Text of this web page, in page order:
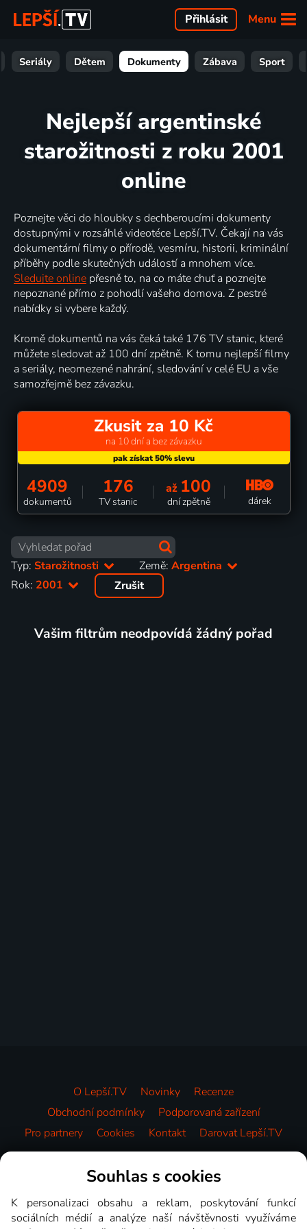
Menu
Přihlásit
Seriály Dětem Dokumenty Zábava Sport
Nejlepší argentinské
starožitnosti z roku 2001
online
Poznejte věci do hloubky s dechberoucími dokumenty
dostupnými v rozsáhlé videotéce Lepší.TV. Čekají na vás
dokumentární filmy o přírodě, vesmíru, historii, kriminální
příběhy podle skutečných událostí a mnohem více.
Sledujte online přesně to, na co máte chuť a poznejte
nepoznané přímo z pohodlí vašeho domova. Z pestré
nabídky si vybere každý.
Kromě dokumentů na vás čeká také 176 TV stanic, které
můžete sledovat až 100 dní zpětně. K tomu nejlepší filmy
a seriály, neomezené nahrání, sledování v celé EU a vše
samozřejmě bez závazku.
Zkusit za 10 Kč
na 10 dní a bez závazku
4909
dokumentů
176
TV stanic
až 100
dní zpětně dárek
Typ: Starožitnosti Země:Argentina
Rok: 2001 Zrušit
Vašim filtrům neodpovídá žádný pořad
O Lepší.TV Novinky
Recenze
Obchodní podmínky
Podporovaná zařízení
Pro partnery
Cookies Kontakt Darovat Lepší.TV
Videotéka
Souhlas s cookies
K personalizaci obsahu a reklam, poskytování funkcí
sociálních médií a analýze naší návštěvnosti využíváme